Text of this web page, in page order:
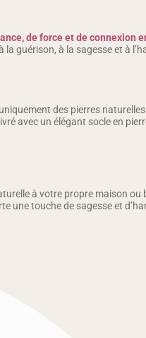
de force et de connexion
guérison, à la sagesse et à
des pierres
avec un élégant socle en
à votre propre maison ou
une touche de sagesse et